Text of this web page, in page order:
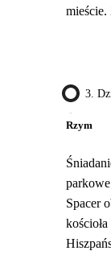
3.
Rzym
Spacer